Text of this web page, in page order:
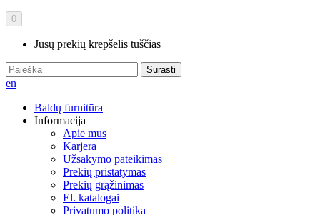
0
Jūsų prekių krepšelis tuščias
Surasti
en
Baldų furnitūra
Informacija
Apie mus
Karjera
Užsakymo pateikimas
Prekių pristatymas
Prekių grąžinimas
El. katalogai
Privatumo politika